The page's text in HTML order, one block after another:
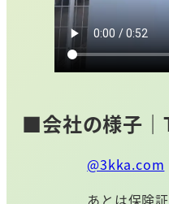
■会社の様子
@3kka.com